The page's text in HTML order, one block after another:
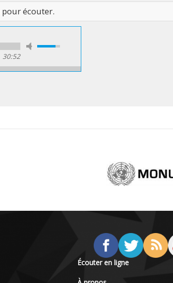
pour écouter.
30:52
Écouter en ligne